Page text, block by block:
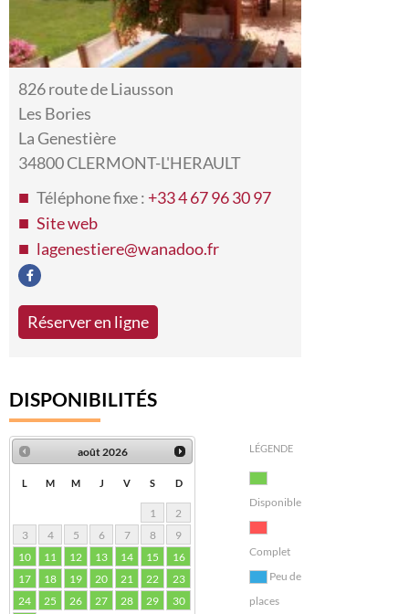
826 route de Liausson
Les Bories
La Genestière
34800 CLERMONT-L'HERAULT
Téléphone fixe : +33 4 67 96 30 97
Site web
lagenestiere@wanadoo.fr
Réserver en ligne
DISPONIBILITÉS
août 2026
L M M J V S D
1
2
3
4 5 6 7 8
9
10
11 12 13 14 15
16
17
18 19 20 21 22
23
24
25 26 27 28 29
30
LÉGENDE
Disponible
Complet
Peu de
places